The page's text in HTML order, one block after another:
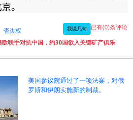
。
否决权 我说几句 已有(0)条评论
联手对抗中国，约30国欲入关键矿产俱乐
美国参议院通过了一项法案，对俄
罗斯和伊朗实施新的制裁。